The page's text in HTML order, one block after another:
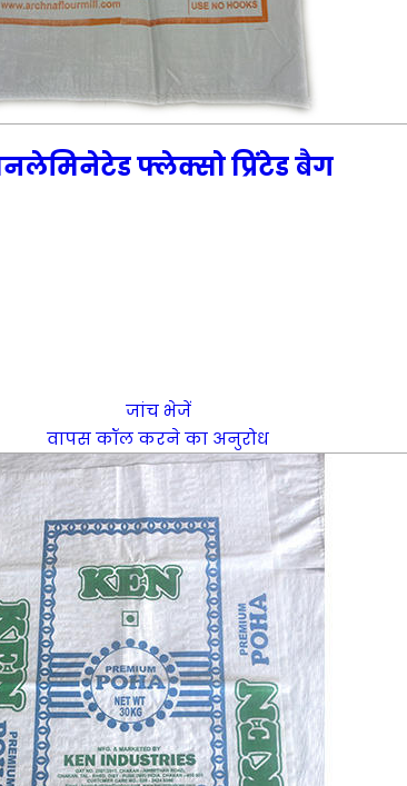
फ्लेक्सो प्रिंटेड बैग
जांच भेजें
वापस कॉल करने का अनुरोध